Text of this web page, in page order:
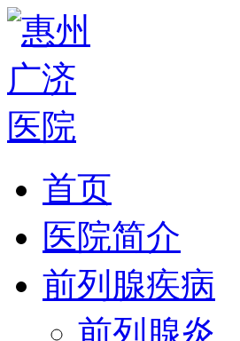
首页
医院简介
前列腺疾病
前列腺炎